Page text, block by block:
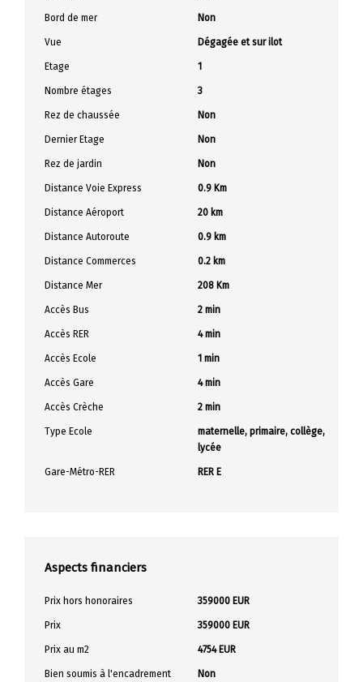
Bord de mer Non
Vue Dégagée et sur ilot
Etage 1
Nombre étages 3
Rez de chaussée Non
Dernier Etage Non
Rez de jardin Non
Distance Voie Express 0.9 Km
Distance Aéroport 20 km
Distance Autoroute 0.9 km
Distance Commerces 0.2 km
Distance Mer 208 Km
Accès Bus 2 min
Accès RER 4 min
Accès Ecole 1 min
Accès Gare 4 min
Accès Crèche 2 min
Type Ecole
maternelle, primaire, collège,
lycée
Gare-Métro-RER RER E
Aspects financiers
Prix hors honoraires 359000 EUR
Prix 359000 EUR
Prix au m2 4754 EUR
Bien soumis à l'encadrement Non